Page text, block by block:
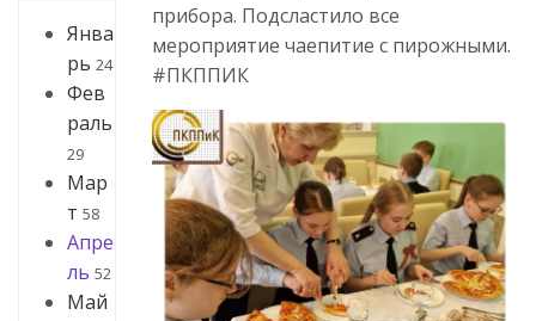
Янва
рь 24
Фев
раль
29
Мар
т 58
Апре
ль 52
Май
прибора. Подсластило все
мероприятие чаепитие с пирожными.
#ПКППИК